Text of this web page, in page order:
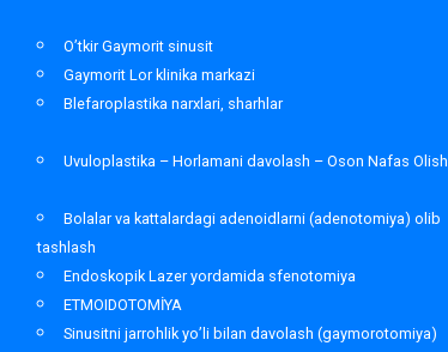
O’tkir Gaymorit sinusit
Gaymorit Lor klinika markazi
Blefaroplastika narxlari, sharhlar
Uvuloplastika – Horlamani davolash – Oson Nafas Olish
Bolalar va kattalardagi adenoidlarni (adenotomiya) olib
tashlash
Endoskopik Lazer yordamida sfenotomiya
ETMOIDOTOMİYA
Sinusitni jarrohlik yo’li bilan davolash (gaymorotomiya)